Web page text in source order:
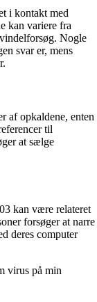
i kontakt med
kan variere fra
Nogle
svar er, mens
af opkaldene, enten
til
at sælge
kan være relateret
forsøger at narre
deres computer
virus på min